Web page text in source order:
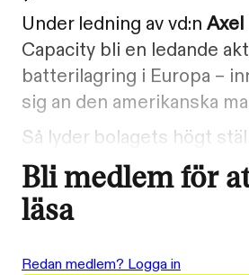
Under ledning av vd:n
Capacity bli en ledande
batterilagring i Europa –
sig an den amerikanska
Så lyder bolagets högt
Bli medlem för
läsa
Redan medlem? Logga in